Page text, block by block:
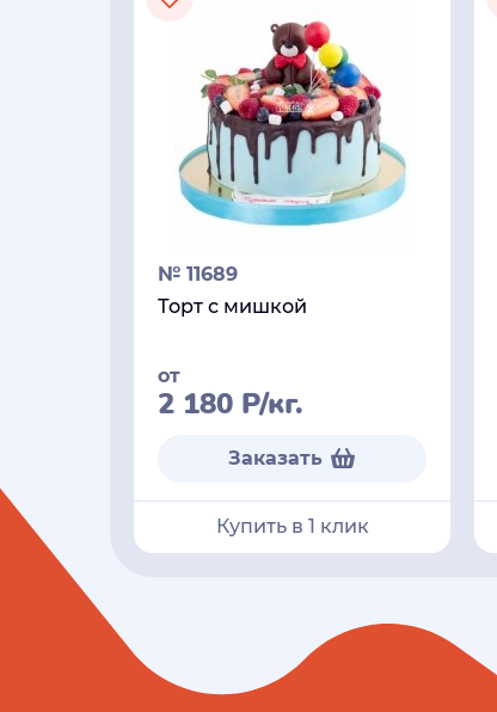
№ 11689
Торт с мишкой
от
2 180 Р/кг.
Заказать
Купить в 1 клик